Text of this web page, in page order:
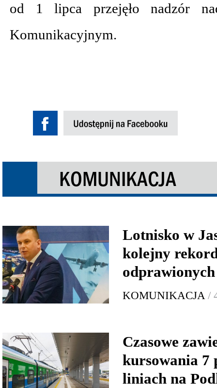
od 1 lipca przejęło nadzór
Komunikacyjnym.
KOMUNIKACJA
Lotnisko w
kolejny
KOMUNIKACJA /
Czasowe
kursowania 7
liniach na